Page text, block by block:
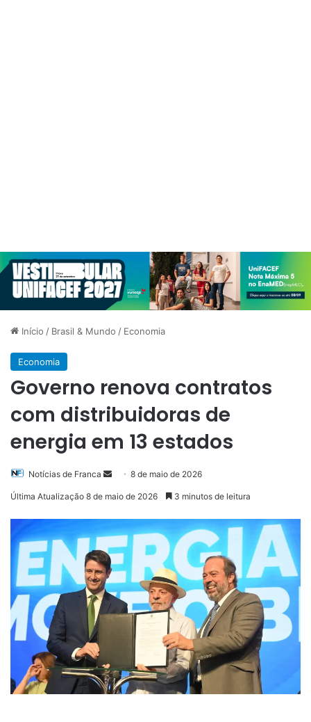
Início / Brasil & Mundo / Economia
Economia
Governo renova contratos
com distribuidoras de
energia em 13 estados
Notícias de Franca
Mande8 de maio de 2026
Última Atualização 8 de maio de 2026 3 minutos de leitura